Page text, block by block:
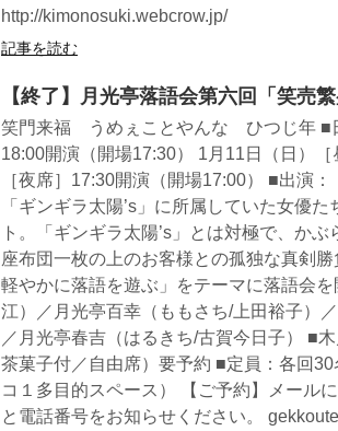
http://kimonosuki.webcrow.jp/
記事を読む
【終了】月光亭落語会第六回「笑売
笑門来福 うめぇことやんな ひつじ年 ■
18:00開演（開場17:30） 1月11日（日）
［夜席］17:30開演（開場17:00） ■出演
「ギンギラ太陽’s」に所属していた女優
ト。「ギンギラ太陽’s」とは対極で、か
座布団一枚の上のお客様との孤独な真剣
軽やかに落語を遊ぶ」をテーマに落語会
江）／月光亭百幸（ももさち/上田裕子）
／月光亭春吉（はるきち/古賀今日子） ■
茶菓子付／自由席）要予約 ■定員：各回
コ１多目的スペース） 【ご予約】メール
と電話番号をお知らせください。